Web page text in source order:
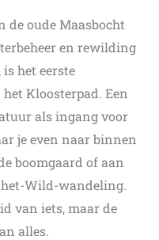
de oude Maasbocht
en rewilding
het eerste
Kloosterpad. Een
als ingang voor
je even naar binnen
boomgaard of aan
Wild-wandeling.
van iets, maar de
alles.